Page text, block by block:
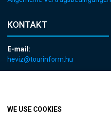
WE USE COOKIES
KONTAKT
E-mail:
heviz@tourinform.hu